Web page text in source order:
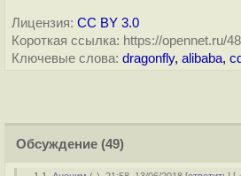
Лицензия: CC BY 3.0
Короткая ссылка: https://opennet.ru/
Ключевые слова: dragonfly, alibaba,
Обсуждение (49)